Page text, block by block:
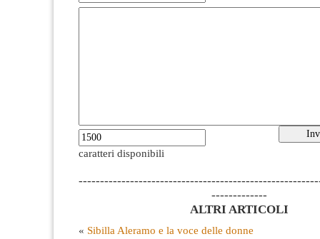
caratteri disponibili
-------------
ALTRI ARTICOLI
« Sibilla Aleramo e la voce delle donne